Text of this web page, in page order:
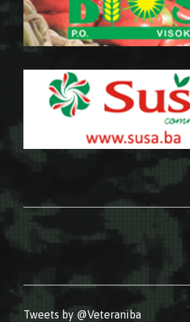
Tweets by @Veteraniba